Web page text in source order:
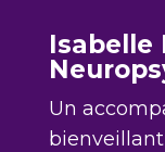
Isabelle
Un